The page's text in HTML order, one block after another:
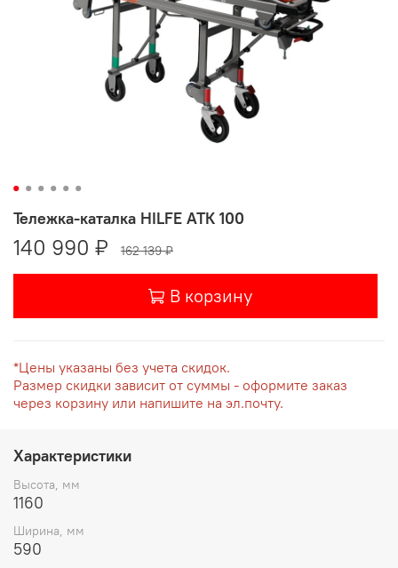
Тележка-каталка HILFE АТК 100
140 990 ₽ 162 139 ₽
В корзину
*Цены указаны без учета скидок.
Размер скидки зависит от суммы - оформите заказ
через корзину или напишите на эл.почту.
Характеристики
Высота, мм
1160
Ширина, мм
590